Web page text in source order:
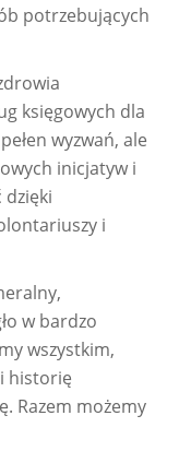
potrzebujących
księgowych dla
wyzwań, ale
inicjatyw i
dzięki
i
w bardzo
wszystkim,
historię
Razem możemy